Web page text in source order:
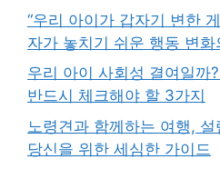
“우리 아이가 갑자기 변한
자가 놓치기 쉬운 행동 변화
우리 아이 사회성 결여일까
반드시 체크해야 할 3가지
노령견과 함께하는 여행,
당신을 위한 세심한 가이드